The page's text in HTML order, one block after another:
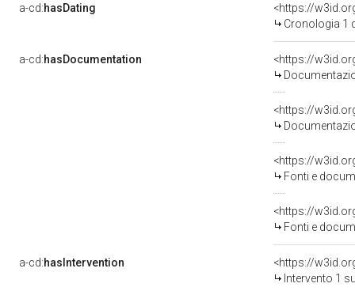
a-cd:hasDating
<https://
Cronologia 1
a-cd:hasDocumentation
<https://
Fonti e
<https://
Fonti e
a-cd:hasIntervention
<https://
Intervento 1